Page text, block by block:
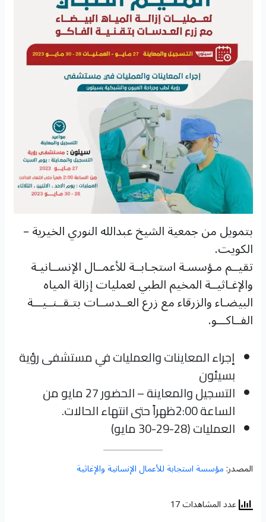
بتمويل من جمعية الشيخ عبدالله النوري الخيرية –
الكويت.
تقيــم مـؤسسـة استجـابــة للأعمــال الإنســانيـة
والإغـاثيــة المخيم الطبي لعمليات إزالة المياه
البيضـاء والزرقاء مع زرع العــدســات بتـقــنــيـــة
الفــاكـــو.
إجراء المعاينات والعمليات في مستشفى رؤية
بسيئون
التسجيل والمعاينة – الحضور 27 مايو من
الساعة 2:00ظهراً حتى انتهاء الحالات.
العمليات (28-29-30 مايو)
المصدر:مؤسسة استجابة للأعمال الإنسانية والإغاثية
عدد المشاهدات 17